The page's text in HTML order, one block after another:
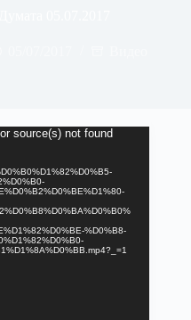
source(s) not found
%D0%B8-